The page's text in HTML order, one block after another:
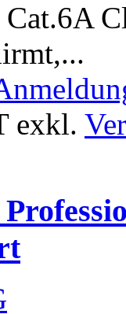
Cat.6A
exkl.